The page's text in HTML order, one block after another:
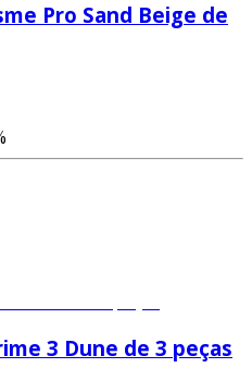
Pro Sand Beige de
3 Dune de 3 peças